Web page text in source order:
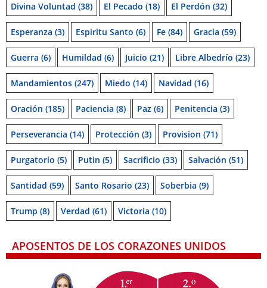
Divina Voluntad (38) El Pecado (18) El Perdón (32)
Esperanza (3) Espiritu Santo (6) Fe (84) Gracia (59)
Guerra (6) Humildad (6) Juicio (21) Libre Albedrío (23)
Mandamientos (247) Miedo (14) Navidad (16)
Oración (185) Paciencia (8) Paz (6) Penitencia (3)
Perseverancia (14) Protección (3) Provision (71)
Purgatorio (5) Putin (5) Sacrificio (33) Salvación (51)
Santidad (59) Santo Rosario (23) Soberbia (9)
Trump (8) Verdad (61) Victoria (10)
APOSENTOS DE LOS CORAZONES UNIDOS